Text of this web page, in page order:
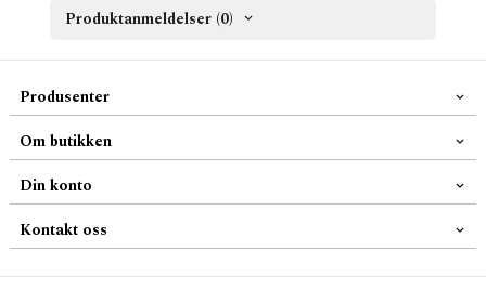
Produktanmeldelser (0)
Produsenter
Om butikken
Din konto
Kontakt oss